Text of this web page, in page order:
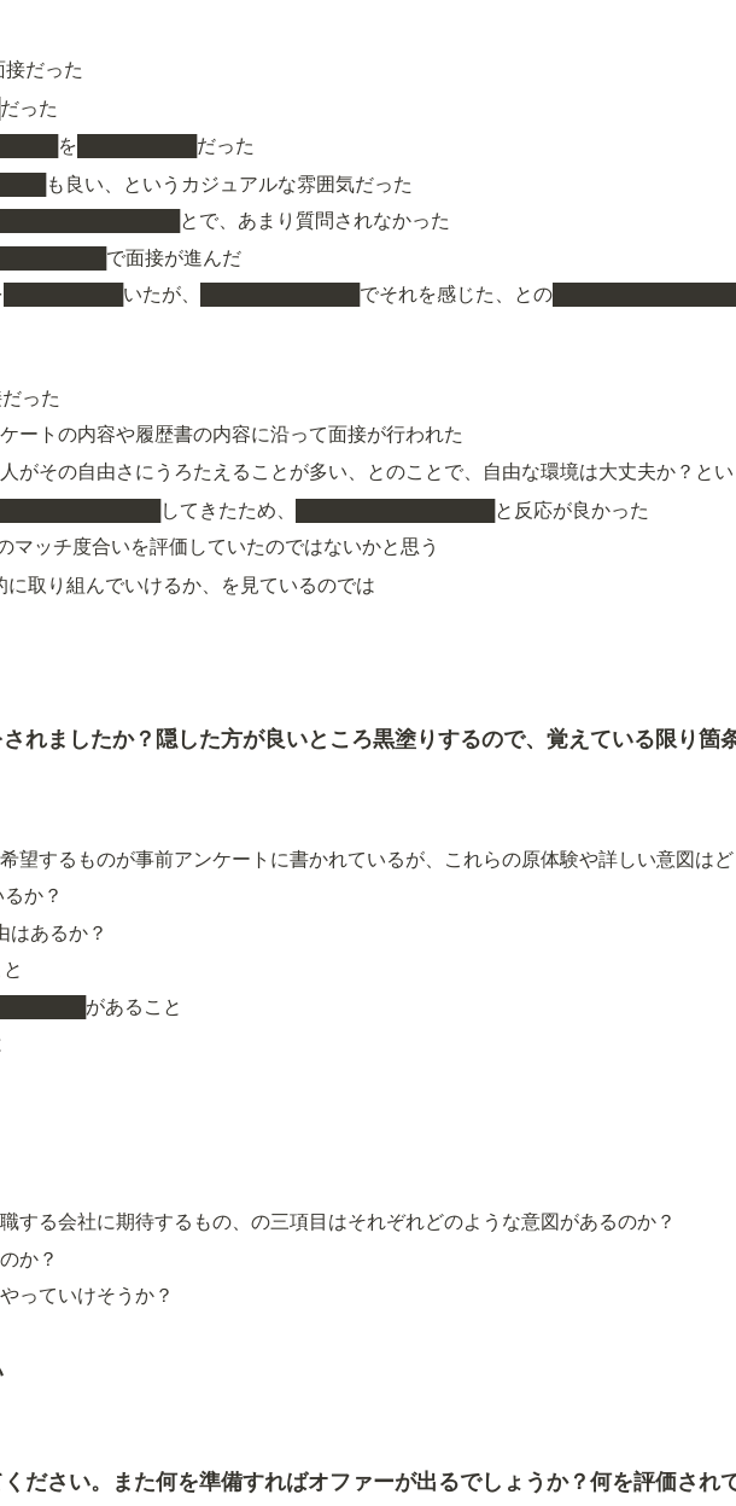
だった
った
を█████████だった
も良い、というカジュアルな雰囲気だった
とで、あまり質問されなかった
で面接が進んだ
█████████いたが、████████████でそれを感じた、との
った
ートの内容や履歴書の内容に沿って面接が行われた
がその自由さにうろたえることが多い、とのことで、自由な環境は大丈夫か？と
してきたため、███████████████と反応が良かった
マッチ度合いを評価していたのではないかと思う
に取り組んでいけるか、を見ているのでは
れましたか？隠した方が良いところ黒塗りするので、覚えている限り箇
望するものが事前アンケートに書かれているが、これらの原体験や詳しい意図はど
か？
あるか？
があること
する会社に期待するもの、の三項目はそれぞれどのような意図があるのか？
か？
っていけそうか？
さい。また何を準備すればオファーが出るでしょうか？何を評価され